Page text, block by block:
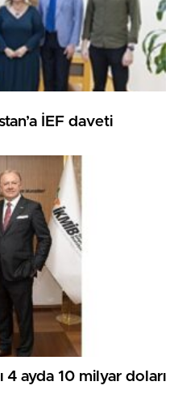
İEF daveti
4 ayda 10 milyar doları